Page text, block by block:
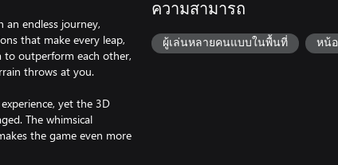
an endless journey,
that make every leap,
to outperform each other,
throws at you.
yet the 3D
The whimsical
the game even more
ความสามารถ
ผู้เล่นหลายคนแบบในพื้นที่ หน้